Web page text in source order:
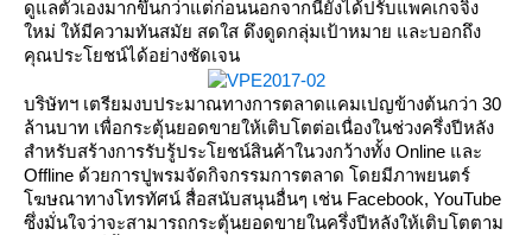
ดูแลตัวเองมากขึ้นกว่าแต่ก่อนนอกจากนี้ยังได้ปรับแพคเกจจิ้ง
หม่ ให้มีความทันสมัย สดใส ดึงดูดกลุ่มเป้าหมาย และบอกถึง
คุณประโยชน์ได้อย่างชัดเจน
บริษัทฯ เตรียมงบประมาณทางการตลาดแคมเปญข้างต้นกว่า 30
ล้านบาท เพื่อกระตุ้นยอดขายให้เติบโตต่อเนื่องในช่วงครึ่งปีหลัง
สำหรับสร้างการรับรู้ประโยชน์สินค้าในวงกว้างทั้ง Online และ
Offline ด้วยการปูพรมจัดกิจกรรมการตลาด โดยมีภาพยนตร์
ฆษณาทางโทรทัศน์ สื่อสนับสนุนอื่นๆ เช่น Facebook, YouTube
ซึ่งมั่นใจว่าจะสามารถกระตุ้นยอดขายในครึ่งปีหลังให้เติบโตตาม